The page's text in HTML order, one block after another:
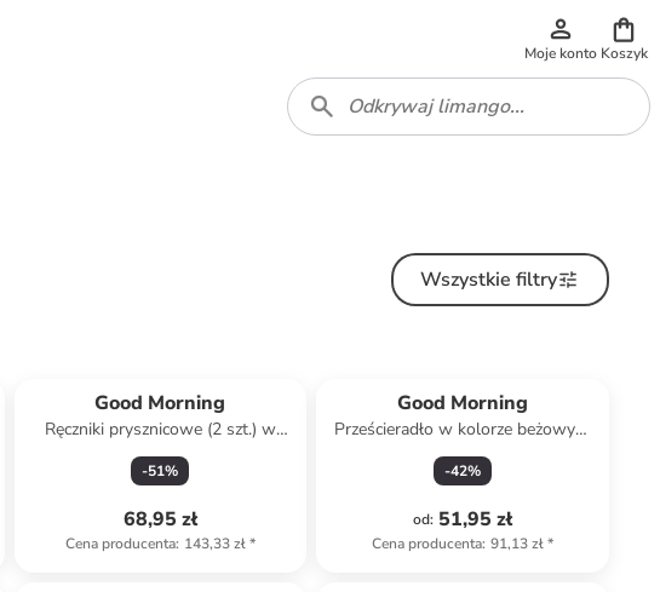
Moje konto Koszyk
Wszystkie filtry
Good Morning
Ręczniki prysznicowe (2 szt.) w
kolorze antracytowym
-51%
68,95 zł
Cena producenta: 143,33 zł*
Good Morning
Prześcieradło w kolorze beżowym
na gumce
-42%
od: 51,95 zł
Cena producenta: 91,13 zł*